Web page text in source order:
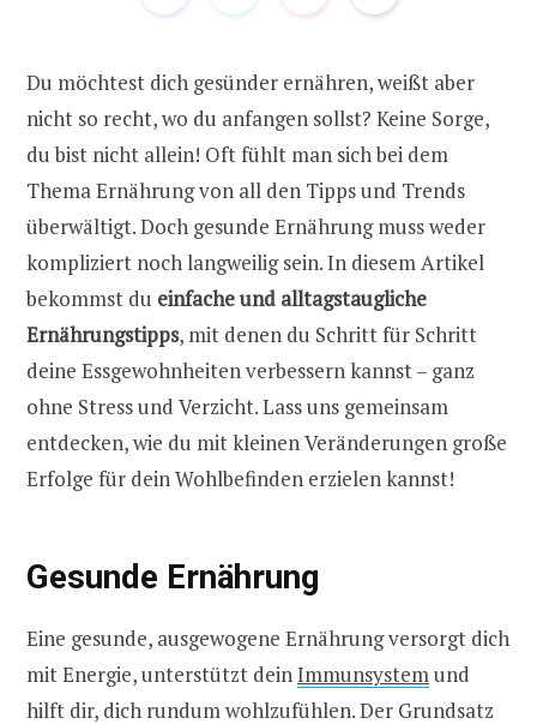
Du möchtest dich gesünder ernähren, weißt aber
nicht so recht, wo du anfangen sollst? Keine Sorge,
du bist nicht allein! Oft fühlt man sich bei dem
Thema Ernährung von all den Tipps und Trends
überwältigt. Doch gesunde Ernährung muss weder
kompliziert noch langweilig sein. In diesem Artikel
bekommst du einfache und alltagstaugliche
Ernährungstipps, mit denen du Schritt für Schritt
deine Essgewohnheiten verbessern kannst – ganz
ohne Stress und Verzicht. Lass uns gemeinsam
entdecken, wie du mit kleinen Veränderungen große
Erfolge für dein Wohlbefinden erzielen kannst!
Gesunde Ernährung
Eine gesunde, ausgewogene Ernährung versorgt dich
mit Energie, unterstützt deinImmunsystemund
hilft dir, dich rundum wohlzufühlen. Der Grundsatz